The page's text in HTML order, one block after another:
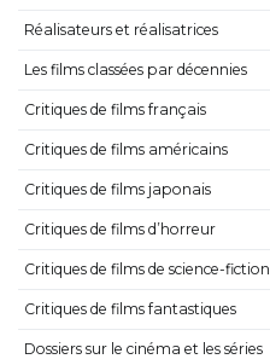
Réalisateurs et réalisatrices
Les films classées par décennies
Critiques de films français
Critiques de films américains
Critiques de films japonais
Critiques de films d’horreur
Critiques de films de science-fiction
Critiques de films fantastiques
Dossiers sur le cinéma et les séries